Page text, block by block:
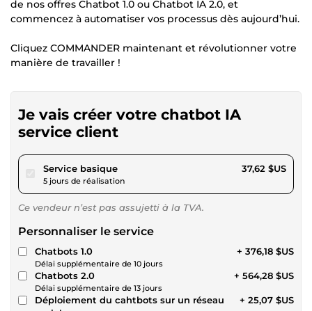
de nos offres Chatbot 1.0 ou Chatbot IA 2.0, et
commencez à automatiser vos processus dès aujourd’hui.
Cliquez COMMANDER maintenant et révolutionner votre
manière de travailler !
Je vais créer votre chatbot IA
service client
Service basiquepour 34,67 $US
5 jours de réalisation
37,62 $US
Ce vendeur n’est pas assujetti à la TVA.
Personnaliser le service
Chatbots 1.0
Délai supplémentaire de 10 jours
+ 376,18 $US
Chatbots 2.0
Délai supplémentaire de 13 jours
+ 564,28 $US
Déploiement du cahtbots sur un réseau
+ 25,07 $US